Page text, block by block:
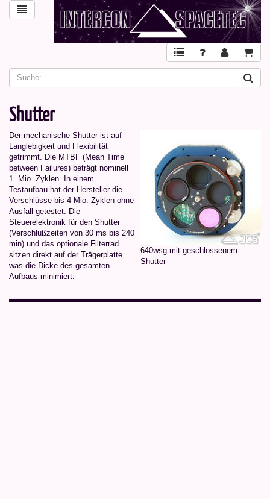
Shutter
640wsg mit geschlossenem
Shutter
Der mechanische Shutter ist auf
Langlebigkeit und Flexibilität
getrimmt. Die MTBF (Mean Time
between Failures) beträgt nominell
1. Mio. Zyklen. In einem
Testaufbau hat der Hersteller die
Verschlüsse bis 4 Mio. Zyklen ohne
Ausfall getestet. Die
Steuerelektronik für den Shutter
(Verschlußzeiten von 30 ms bis 240
min) und das optionale Filterrad
sitzen direkt auf der Trägerplatte
was die Dicke des gesamten
Aufbaus minimiert.